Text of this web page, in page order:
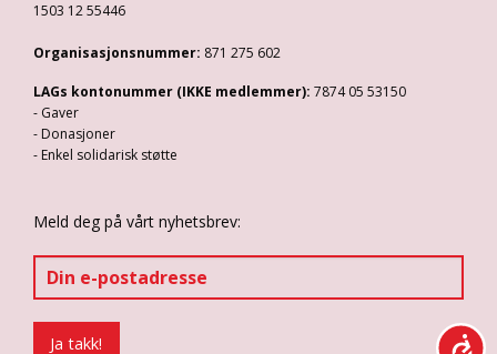
1503 12 55446
Organisasjonsnummer: 871 275 602
LAGs kontonummer (IKKE medlemmer): 7874 05 53150
- Gaver
- Donasjoner
- Enkel solidarisk støtte
Meld deg på vårt nyhetsbrev: